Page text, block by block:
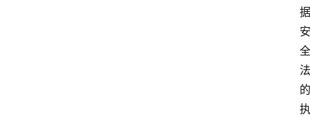
据
安
全
法
的
执